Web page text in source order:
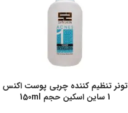
تونر تنظیم کننده چربی پوست اکنس
1 ساین اسکین حجم 150ml